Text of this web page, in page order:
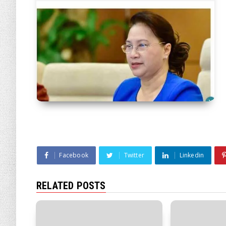
Facebook Twitter Linkedin
RELATED POSTS